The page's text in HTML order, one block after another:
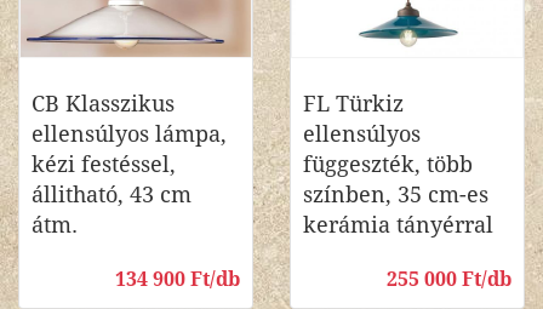
CB Klasszikus
ellensúlyos lámpa,
kézi festéssel,
állitható, 43 cm
átm.
134 900 Ft/db
FL Türkiz
ellensúlyos
függeszték, több
színben, 35 cm-es
kerámia tányérral
255 000 Ft/db